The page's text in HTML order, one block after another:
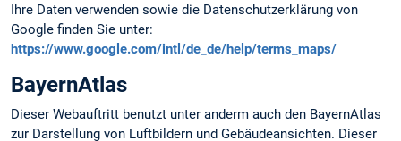
Ihre Daten verwenden sowie die Datenschutzerklärung von
Google finden Sie unter:
https://www.google.com/intl/de_de/help/terms_maps/
BayernAtlas
Dieser Webauftritt benutzt unter anderm auch den BayernAtlas
zur Darstellung von Luftbildern und Gebäudeansichten. Dieser